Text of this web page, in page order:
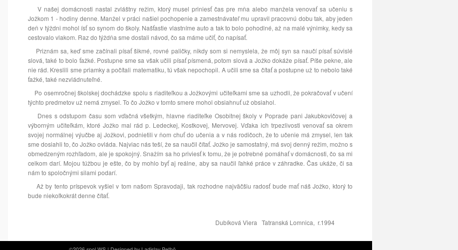
V našej domácnosti nastal zvláštny režim, ktorý musel priniesť čas pre mňa alebo manžela venovať sa učeniu s
Jožkom 1 - hodiny denne. Manžel v práci našiel pochopenie a zamestnávateľ mu upravil pracovnú dobu tak, aby jeden
deň v týždni mohol ísť so synom do školy. Našťastie vlastníme auto a tak to bolo pohodlné, až na malé výnimky, kedy sa
cestovalo vlakom. Raz do týždňa sme dostali návod, čo sa máme učiť, čo napísať.
Priznám sa, keď sme začínali písať šikmé, rovné paličky, nikdy som si nemyslela, že môj syn sa naučí písať súvislé
slová, také to bolo ťažké. Postupne sme sa však učili písať písmená, potom slová a Jožko dokáže písať. Píše pekne, ale
nie rád. Kreslili sme priamky a počítali matematiku, tú však nepochopil. A učili sme sa čítať a postupne už to nebolo také
ťažké, také nezvládnuteľné.
Po osemročnej školskej dochádzke spolu s riaditeľkou a Jožkovými učiteľkami sme sa uzhodli, že pokračovať v učení
týchto predmetov už nemá zmysel. To čo Jožko v tomto smere mohol obsiahnuť už obsiahol.
Dnes s odstupom času som vďačná všetkým, hlavne riaditeľke Osobitnej školy v Poprade pani Jakubkovičovej a
výborným učiteľkám, ktoré Jožko mal rád p. Ledeckej, Kostkovej, Mervovej. Vďaka ich trpezlivosti venovať sa okrem
svojej normálnej výučbe aj Jožkovi, podnietili v ňom chuť do učenia a v nás rodičoch, že to učenie má zmysel, len tak
sme dosiahli to, čo Jožko ovláda. Najviac nás teší, že sa naučil čítať. Jožko je samostatný, má svoj denný režim, možno s
obmedzeným rozhľadom, ale je spokojný. Snažím sa ho priviesť k tomu, že je potrebné pomáhať v domácnosti, čo sa mi
celkom darí. Mojou túžbou je ešte, čo by mohlo byť aj reálne, aby sa naučil ľahké práce v záhradke. Čas ukáže, či sa
nám to spoločnými silami podarí.
Až by tento príspevok vyšiel v tom našom Spravodaji, tak rozhodne najväčšiu radosť bude mať náš Jožko, ktorý to
bude niekoľkokrát denne čítať.
Dubíková Viera Tatranská Lomnica, r.1994